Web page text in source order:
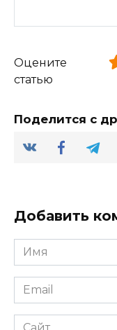
Оцените
статью
Поделится с
Добавить
Имя
*
Email
*
Сайт